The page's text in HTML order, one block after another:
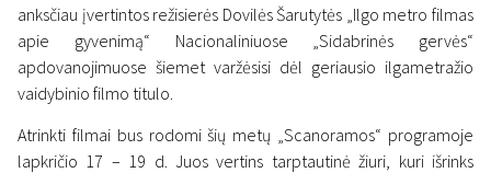
anksčiau įvertintos režisierės Dovilės Šarutytės „Ilgo metro filmas
apie gyvenimą“ Nacionaliniuose „Sidabrinės gervės“
apdovanojimuose šiemet varžėsisi dėl geriausio ilgametražio
vaidybinio filmo titulo.
Atrinkti filmai bus rodomi šių metų „Scanoramos“ programoje
lapkričio 17 – 19 d. Juos vertins tarptautinė žiuri, kuri išrinks